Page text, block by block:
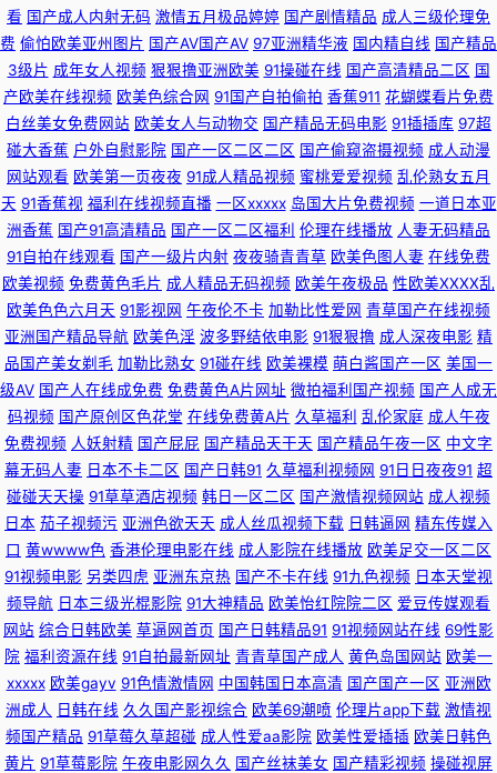
久草社区在线 91夫妻交友视频 东方av最新网址 日韩新片无码 91人妻视频 国
产伊人41p 无码永久免费 91视频首页入口在线观看 男人天堂社区5月天 91饭
店丝袜足交福利彩票 国产片1024 亚洲欧美日韩丝袜网址 wwwav热 91tv福
利视频 大香蕉衣人 人妖伪娘视频 91n美女在线观看 国产成人综合视频在线
午夜寂寞看成人 欧美亚州性交AT 91探花一区在线 黄色小视频fft 在线播放成
人a 丁香五月色色婷 日韩成人网站 91干逼精品 草草精品 日韩另类无码偷拍
AV 91每日大赛 91综合探花 熟女偷拍视频 97手机电影院 久久香网站 五月天
五码 91伊人视频 久久国产欧洲 在线观看污网站 东京热久久 日韩精彩视频
先锋资源网 91黄色操逼网站 91主播在线视频 美女和91 av搬运工 91自慰影
视 91大香蕉在线 丁香五月激情图片 国产91原创视频综合 婷婷福利导航 青草
青草视频 人妻先锋影音AV 久热服务AV 国产91aV福利电影 www日韩 AV天
堂色情亚洲成人 国内精品区 韩国av无码片 国产自产精品 91去网站 国产a母
子视频 黑丝国产在线 91www豆花 俺来也伦理黄 欧美色性交 国产资源网 香
看 国产成人内射无码 激情五月极品婷婷 国产剧情精品 成人三级伦理免
费 偷怕欧美亚州图片 国产AV国产AV 97亚洲精华液 国内精自线 国产精品
3级片 成年女人视频 狠狠撸亚洲欧美 91操碰在线 国产高清精品二区 国
产欧美在线视频 欧美色综合网 91国产自拍偷拍 香蕉911 花蝴蝶看片免费
白丝美女免费网站 欧美女人与动物交 国产精品无码电影 91插插库 97超
碰大香蕉 户外自慰影院 国产一区二区二区 国产偷窥盗摄视频 成人动漫
网站观看 欧美第一页夜夜 91成人精品视频 蜜桃爱爱视频 乱伦熟女五月
天 91香蕉视 福利在线视频直播 一区xxxxx 岛国大片免费视频 一道日本亚
洲香蕉 国产91高清精品 国产一区二区福利 伦理在线播放 人妻无码精品
91自拍在线观看 国产一级片内射 夜夜骑青青草 欧美色图人妻 在线免费
欧美视频 免费黄色毛片 成人精品无码视频 欧美午夜极品 性欧美ⅩⅩⅩⅩ乱
欧美色色六月天 91影视网 午夜伦不卡 加勒比性爱网 青草国产在线视频
亚洲国产精品导航 欧美色淫 波多野结依电影 91狠狠撸 成人深夜电影 精
品国产美女剃毛 加勒比熟女 91碰在线 欧美裸模 萌白酱国产一区 美国一
级AV 国产人在线成免费 免费黄色A片网址 微拍福利国产视频 国产人成无
码视频 国产原创区色花堂 在线免费黄A片 久草福利 乱伦家庭 成人午夜
免费视频 人妖射精 国产屁屁 国产精品天干天 国产精品午夜一区 中文字
幕无码人妻 日本不卡二区 国产日韩91 久草福利视频网 91日日夜夜91 超
碰碰天天操 91草草酒店视频 韩日一区二区 国产激情视频网站 成人视频
日本 茄子视频污 亚洲色欲天天 成人丝瓜视频下载 日韩逼网 精东传媒入
口 黄wwww色 香港伦理电影在线 成人影院在线播放 欧美足交一区二区
91视频电影 另类四虎 亚洲东京热 国产不卡在线 91九色视频 日本天堂视
频导航 日本三级光棍影院 91大神精品 欧美怡红院院二区 爱豆传媒观看
网站 综合日韩欧美 草逼网首页 国产日韩精品91 91视频网站在线 69性影
院 福利资源在线 91自拍最新网址 青青草国产成人 黄色岛国网站 欧美一
xxxxx 欧美gayv 91色情激情网 中国韩国日本高清 国产国产一区 亚洲欧
洲成人 日韩在线 久久国产影视综合 欧美69潮喷 伦理片app下载 激情视
频国产精品 91草莓久草超碰 成人性爱aa影院 欧美性爱插插 欧美日韩色
黄片 91草莓影院 午夜电影网久久 国产丝袜美女 国产精彩视频 操碰视屏